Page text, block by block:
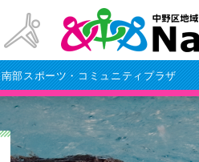
南部スポーツ・コミュニティプラザ